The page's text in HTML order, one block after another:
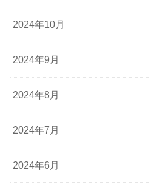
2024年10月
2024年9月
2024年8月
2024年7月
2024年6月